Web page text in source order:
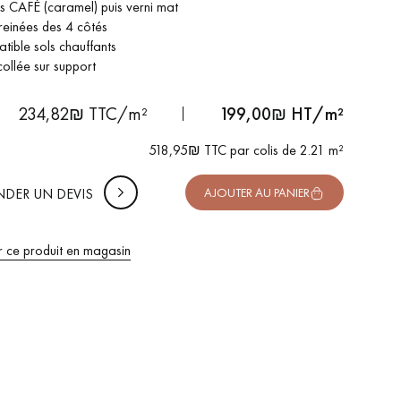
votre parquet.
CAFÉ (caramel) puis verni mat
des 4 côtés
sols chauffants
sur support
234,82₪ TTC/m² 199,00₪ HT/m²
518,95₪ TTC par colis de 2.21 m²
UN DEVIS
DE VOTRE PROJET
m²
10% de marge de sécurité (pour les chutes et les
AJOUTER AU PANIER
ce produit en magasin